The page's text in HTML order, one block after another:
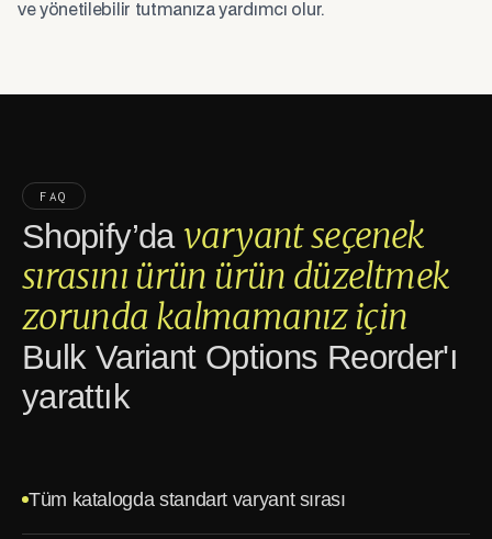
ve yönetilebilir tutmanıza yardımcı olur.
FAQ
Shopify’davaryant seçenek
sırasını ürün ürün düzeltmek
zorunda kalmamanız için
Bulk Variant Options Reorder'ı
yarattık
Tüm katalogda standart varyant sırası